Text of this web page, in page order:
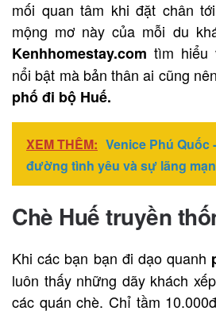
mối quan tâm khi đặt chân
mộng mơ này của mỗi du
Kenhhomestay.com tìm hiểu
nổi bật mà bản thân ai cũng
phố đi bộ Huế.
XEM THÊM: Venice Phú Quốc
đường tình yêu và sự lãng mạn
Chè Huế truyền
Khi các bạn bạn đi dạo quanh
luôn thấy những dãy khách
các quán chè. Chỉ tầm